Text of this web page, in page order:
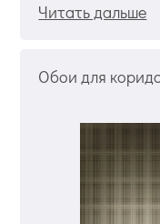
Читать дальше
Обои для